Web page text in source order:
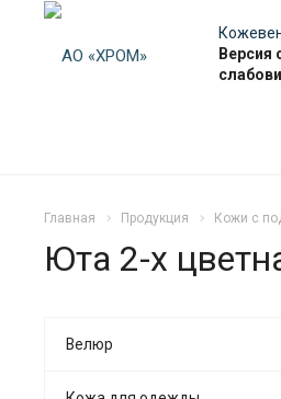
Версия
Главная Продукция Кожи с
Юта 2-х
Велюр